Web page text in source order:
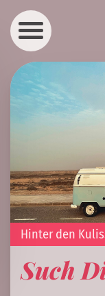
Hinter den
Such